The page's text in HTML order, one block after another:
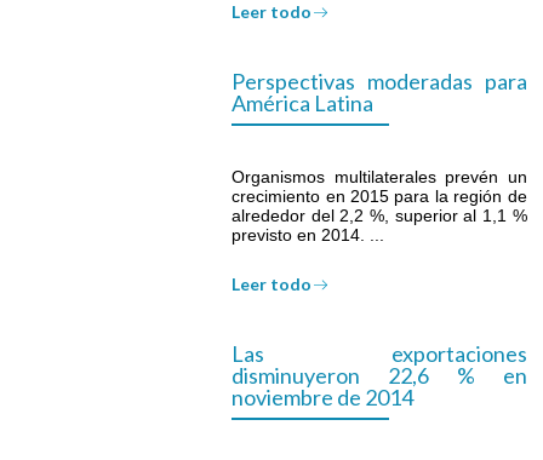
Leer todo
Perspectivas moderadas para
América Latina
Organismos multilaterales prevén un
crecimiento en 2015 para la región de
alrededor del 2,2 %, superior al 1,1 %
previsto en 2014. ...
Leer todo
Las exportaciones
disminuyeron 22,6 % en
noviembre de 2014